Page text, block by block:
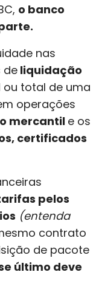
o banco
nas
de liquidação
total de uma
operações
mercantile os
certificados
pelos
(entenda
contrato
de pacote
último deve